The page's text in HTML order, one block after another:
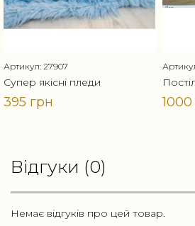
Артикул: 27907
Супер якісні пледи
395 грн 1000
Відгуки (0)
Немає відгуків про цей товар.